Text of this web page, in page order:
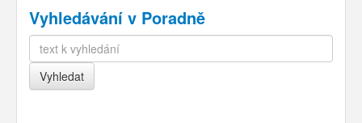
Vyhledávání v Poradně